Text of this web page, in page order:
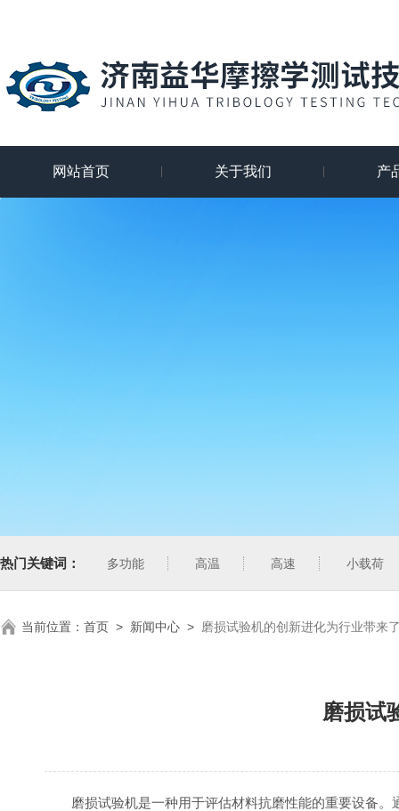
网站首页 关于我们 产
热门关键词： 多功能 高温 高速 小载荷
当前位置： 首页 > 新闻中心 > 磨损试验机的创新进化为行业带来
磨损试
磨损试验机是一种用于评估材料抗磨性能的重要设备。